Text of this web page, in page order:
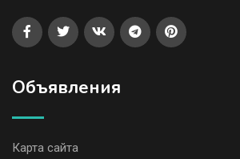
Объявления
Карта сайта